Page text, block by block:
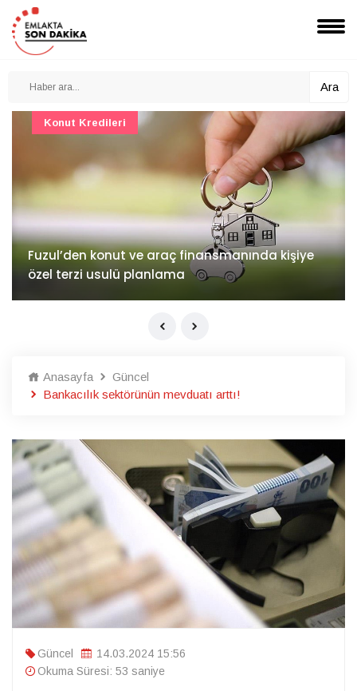
Ara
İv Kandilli'de yaşam yakında başlıyor
Konut Projeleri
Anasayfa
Güncel
Bankacılık sektörünün mevduatı arttı!
Güncel
14.03.2024 15:56
Okuma Süresi: 53 saniye